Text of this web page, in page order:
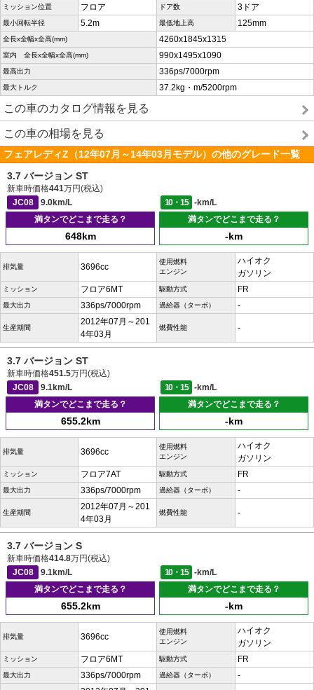
ミッション位置 フロア ドア数 3ドア
最小回転半径 5.2m 最低地上高 125mm
全長x全幅x全高(mm) 4260x1845x1315
室内 全長x全幅x全高(mm) 990x1495x1090
最高出力 336ps/7000rpm
最大トルク 37.2kg・m/5200rpm
この車のカタログ情報を見る
この車の相場を見る
フェアレディZ（12年07月～14年03月モデル）の他のグレード一覧
3.7 バージョン ST
新車時価格441万円(税込)
JC08
9.0km/L 10・15
-km/L
満タンでどこまで走る？
648km
満タンでどこまで走る？
-km
排気量 3696cc
使用燃料
エンジン
ハイオク
ガソリン
ミッション フロア6MT 駆動方式 FR
最大出力 336ps/7000rpm 過給器（ターボ） -
生産期間
2012年07月～201
4年03月
燃費性能 -
3.7 バージョン ST
新車時価格451.5万円(税込)
JC08
9.1km/L 10・15
-km/L
満タンでどこまで走る？
655.2km
満タンでどこまで走る？
-km
排気量 3696cc
使用燃料
エンジン
ハイオク
ガソリン
ミッション フロア7AT 駆動方式 FR
最大出力 336ps/7000rpm 過給器（ターボ） -
生産期間
2012年07月～201
4年03月
燃費性能 -
3.7 バージョン S
新車時価格414.8万円(税込)
JC08
9.1km/L 10・15
-km/L
満タンでどこまで走る？
655.2km
満タンでどこまで走る？
-km
排気量 3696cc
使用燃料
エンジン
ハイオク
ガソリン
ミッション フロア6MT 駆動方式 FR
最大出力 336ps/7000rpm 過給器（ターボ）
-